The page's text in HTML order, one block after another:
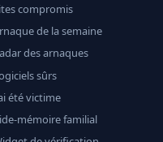
compromis
de la semaine
des arnaques
sûrs
été victime
mémoire familial